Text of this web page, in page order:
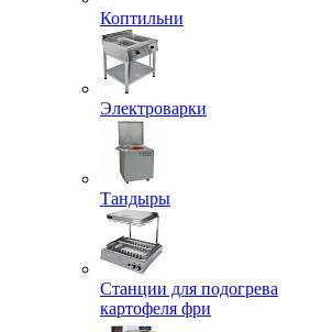
Коптильни
Электроварки
Тандыры
Станции для подогрева
картофеля фри